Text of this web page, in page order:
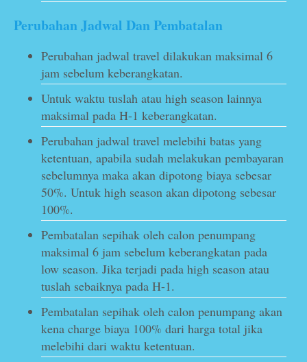
Perubahan Jadwal Dan Pembatalan
Perubahan jadwal travel dilakukan maksimal 6
jam sebelum keberangkatan.
Untuk waktu tuslah atau high season lainnya
maksimal pada H-1 keberangkatan.
Perubahan jadwal travel melebihi batas yang
ketentuan, apabila sudah melakukan pembayaran
sebelumnya maka akan dipotong biaya sebesar
50%. Untuk high season akan dipotong sebesar
100%.
Pembatalan sepihak oleh calon penumpang
maksimal 6 jam sebelum keberangkatan pada
low season. Jika terjadi pada high season atau
tuslah sebaiknya pada H-1.
Pembatalan sepihak oleh calon penumpang akan
kena charge biaya 100% dari harga total jika
melebihi dari waktu ketentuan.